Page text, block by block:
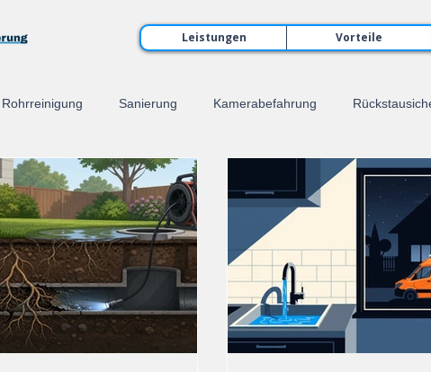
Leistungen Vorteile
Rohrreinigung Sanierung Kamerabefahrung